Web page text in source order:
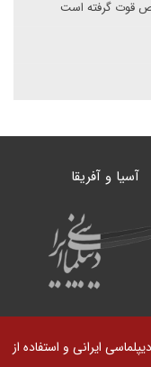
آسیا و آفریقا
ایرانی و استفاده از